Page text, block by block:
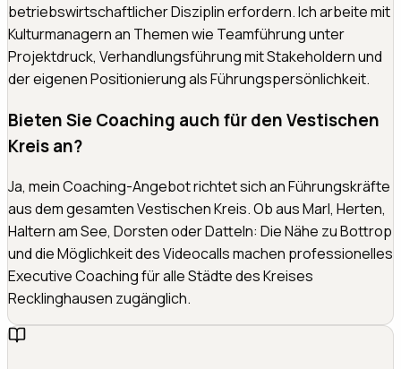
betriebswirtschaftlicher Disziplin erfordern. Ich arbeite mit
Kulturmanagern an Themen wie Teamführung unter
Projektdruck, Verhandlungsführung mit Stakeholdern und
der eigenen Positionierung als Führungspersönlichkeit.
Bieten Sie Coaching auch für den Vestischen
Kreis an?
Ja, mein Coaching-Angebot richtet sich an Führungskräfte
aus dem gesamten Vestischen Kreis. Ob aus Marl, Herten,
Haltern am See, Dorsten oder Datteln: Die Nähe zu Bottrop
und die Möglichkeit des Videocalls machen professionelles
Executive Coaching für alle Städte des Kreises
Recklinghausen zugänglich.